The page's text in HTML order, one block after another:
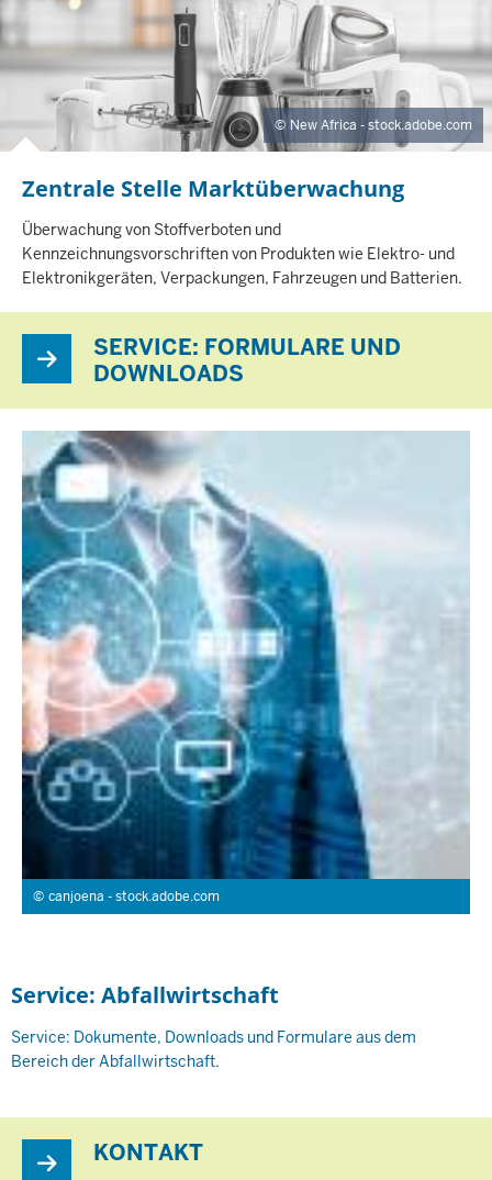
E
New Africa - stock.adobe.com
Zentrale Stelle Marktüberwachung
I
N
H
L
T
T
Überwachung von Stoffverboten und
Kennzeichnungsvorschriften von Produkten wie Elektro- und
Elektronikgeräten, Verpackungen, Fahrzeugen und Batterien.
SERVICE: FORMULARE UND
DOWNLOADS
canjoena - stock.adobe.com
Service: Abfallwirtschaft
Service: Dokumente, Downloads und Formulare aus dem
Bereich der Abfallwirtschaft.
KONTAKT